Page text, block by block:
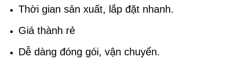
Thời gian sản xuất, lắp đặt nhanh.
Giá thành rẻ
Dễ dàng đóng gói, vận chuyển.